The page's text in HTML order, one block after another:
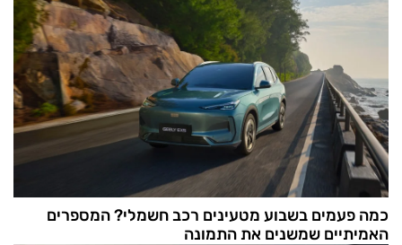
כמה פעמים בשבוע מטעינים רכב חשמלי? המספרים
האמיתיים שמשנים את התמונה